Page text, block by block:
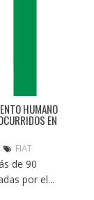
HUMANO
EN
FIAT
de 90
por el...